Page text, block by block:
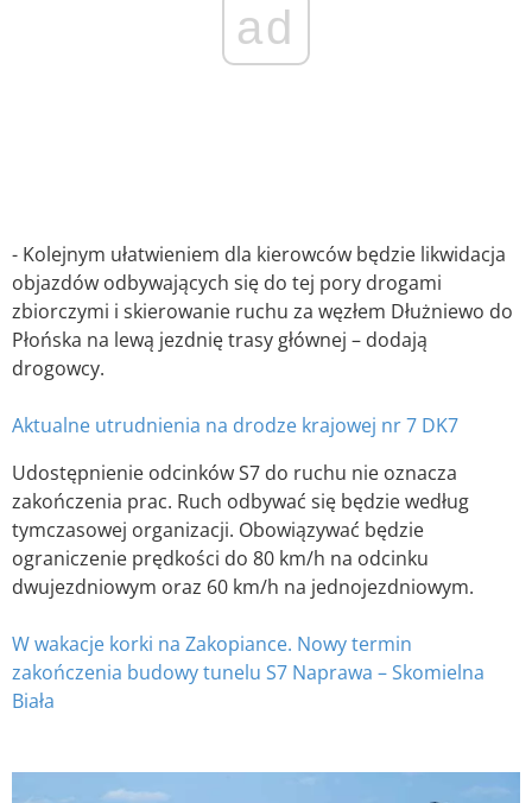
ad
- Kolejnym ułatwieniem dla kierowców będzie likwidacja
objazdów odbywających się do tej pory drogami
zbiorczymi i skierowanie ruchu za węzłem Dłużniewo do
Płońska na lewą jezdnię trasy głównej – dodają
drogowcy.
Aktualne utrudnienia na drodze krajowej nr 7 DK7
Udostępnienie odcinków S7 do ruchu nie oznacza
zakończenia prac. Ruch odbywać się będzie według
tymczasowej organizacji. Obowiązywać będzie
ograniczenie prędkości do 80 km/h na odcinku
dwujezdniowym oraz 60 km/h na jednojezdniowym.
W wakacje korki na Zakopiance. Nowy termin
zakończenia budowy tunelu S7 Naprawa – Skomielna
Biała